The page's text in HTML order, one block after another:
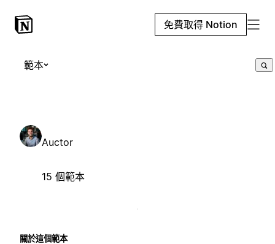
免費取得 Notion
範本
Auctor
15 個範本
關於這個範本